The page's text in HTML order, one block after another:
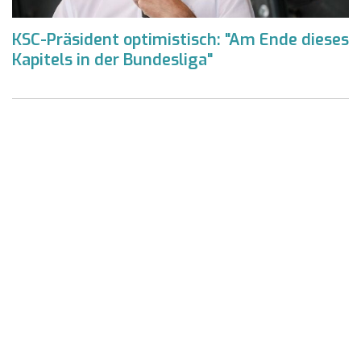
KSC-Präsident optimistisch: "Am Ende dieses
Kapitels in der Bundesliga"